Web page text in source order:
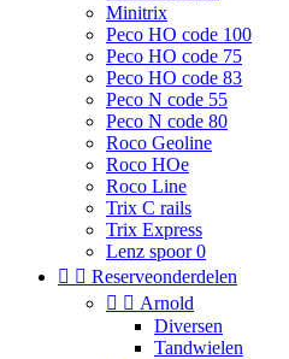
Minitrix
Peco HO code 100
Peco HO code 75
Peco HO code 83
Peco N code 55
Peco N code 80
Roco Geoline
Roco HOe
Roco Line
Trix C rails
Trix Express
Lenz spoor 0
  Reserveonderdelen
  Arnold
Diversen
Tandwielen